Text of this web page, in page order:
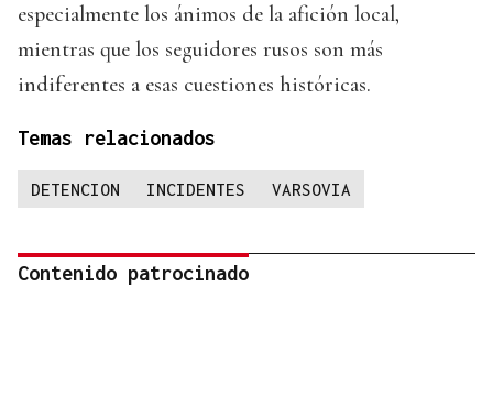
especialmente los ánimos de la afición local,
mientras que los seguidores rusos son más
indiferentes a esas cuestiones históricas.
Temas relacionados
DETENCION INCIDENTES VARSOVIA
Contenido patrocinado